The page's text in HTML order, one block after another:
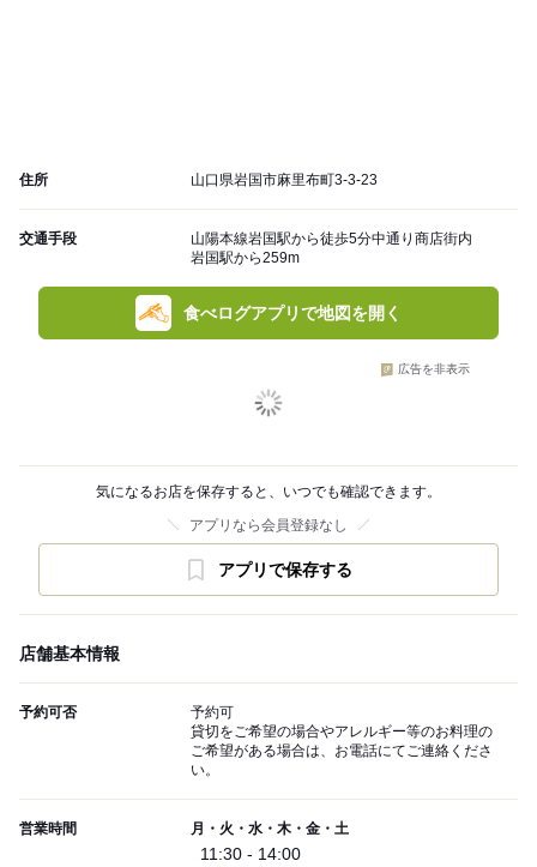
住所 山口県岩国市麻里布町3-3-23
交通手段
山陽本線岩国駅から徒歩5分中通り商店街内
岩国駅から259m
食べログアプリで地図を開く
広告を非表示
気になるお店を保存すると、いつでも確認できます。
アプリなら会員登録なし
アプリで保存する
店舗基本情報
予約可否
予約可
貸切をご希望の場合やアレルギー等のお料理の
ご希望がある場合は、お電話にてご連絡くださ
い。
営業時間 月・火・水・木・金・土
11:30 - 14:00